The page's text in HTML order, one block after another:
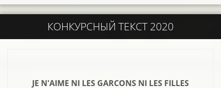
КОНКУРСНЫЙ ТЕКСТ 2020
JE N'AIME NI LES GARCONS NI LES FILLES